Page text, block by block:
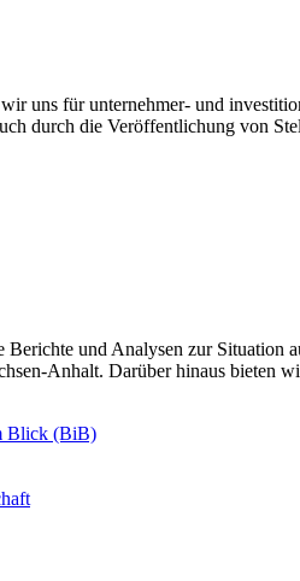
uns für unternehmer- und
durch die Veröffentlichung von
Berichte und Analysen zur
Anhalt. Darüber hinaus bieten
Blick (BiB)